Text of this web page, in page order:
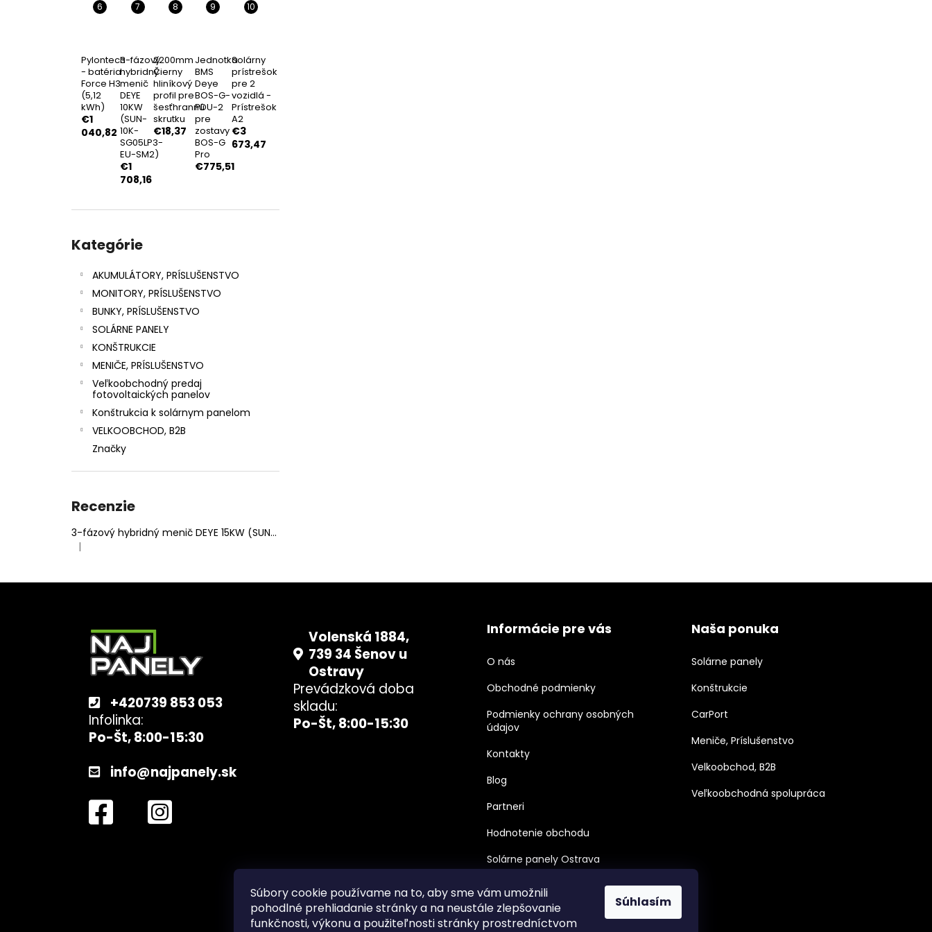
Súbory cookie používame na to, aby sme vám umožnili
pohodlné prehliadanie stránky a na neustále zlepšovanie
funkčnosti, výkonu a použiteľnosti stránky prostredníctvom
Súhlasím
Pylontech
- batéria
Force H3
(5,12
kWh)
€1
040,82
3-fázový
hybridný
menič
DEYE
10KW
(SUN-
10K-
SG05LP3-
EU-SM2)
€1
708,16
2200mm
Čierny
hliníkový
profil pre
šesťhrannú
skrutku
€18,37
Jednotka
BMS
Deye
BOS-G-
PDU-2
pre
zostavy
BOS-G
Pro
€775,51
Solárny
prístrešok
pre 2
vozidlá -
Prístrešok
A2
€3
673,47
kategórie
Kategórie
AKUMULÁTORY, PRÍSLUŠENSTVO
MONITORY, PRÍSLUŠENSTVO
BUNKY, PRÍSLUŠENSTVO
SOLÁRNE PANELY
KONŠTRUKCIE
MENIČE, PRÍSLUŠENSTVO
Veľkoobchodný predaj
fotovoltaických panelov
Konštrukcia k solárnym panelom
VELKOOBCHOD, B2B
Značky
Recenzie
3-fázový hybridný menič DEYE 15KW (SUN-15K-SG05LP3-EU-SM2)
Hodnotenie produktu je 5 z 5 hviezdičiek.
|
NOSNÁ KONŠTRUKCIA 15ST.
+420739 853 053
Infolinka:
Po-Št, 8:00-15:30
info@najpanely.sk
Volenská 1884,
739 34 Šenov u
Ostravy
Prevádzková doba
skladu:
Po-Št, 8:00-15:30
Informácie pre vás
O nás
Obchodné podmienky
Podmienky ochrany osobných
údajov
Kontakty
Blog
Partneri
Hodnotenie obchodu
Solárne panely Ostrava
Naša ponuka
Solárne panely
Konštrukcie
CarPort
Meniče, Príslušenstvo
Velkoobchod, B2B
Veľkoobchodná spolupráca